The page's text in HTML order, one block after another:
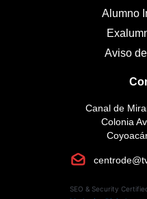
Alumno
Aviso
Canal de
Colonia
SEO & Security